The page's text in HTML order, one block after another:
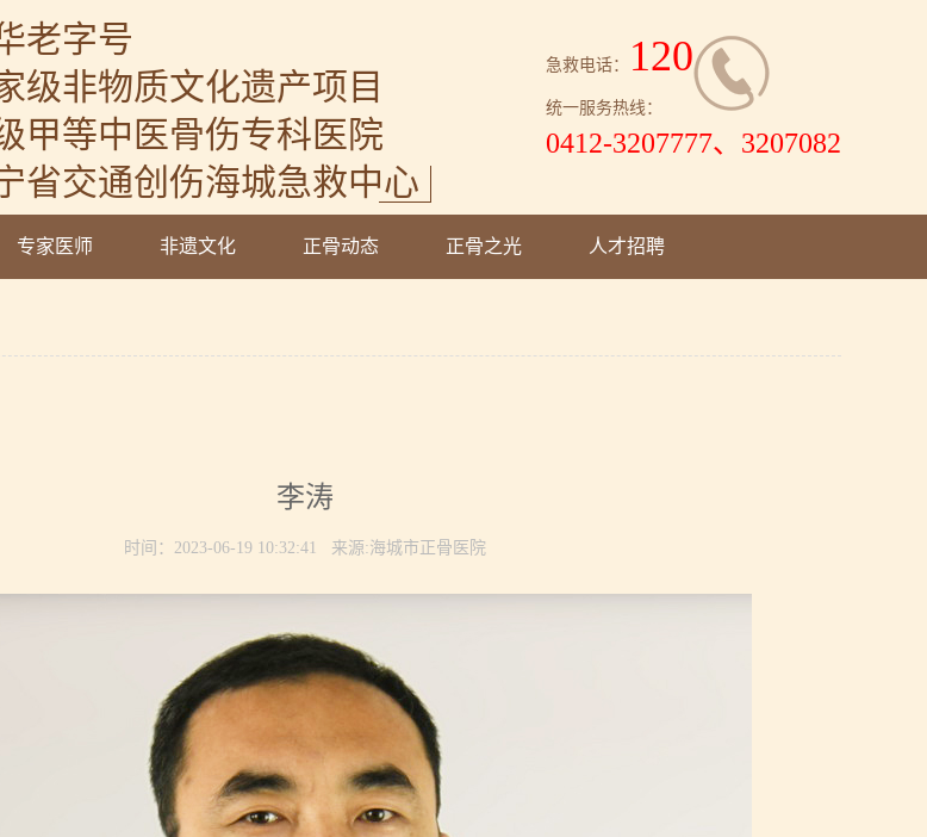
老字号
级非物质文化遗产项目
甲等中医骨伤专科医院
省交通创伤海城急救中心
急救电话： 120
统一服务热线：
0412-3207777、3207082
专家医师 非遗文化 正骨动态 正骨之光 人才招聘
李涛
时间：2023-06-19 10:32:41 来源:海城市正骨医院